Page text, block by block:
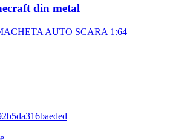
din metal
AUTO SCARA 1:64